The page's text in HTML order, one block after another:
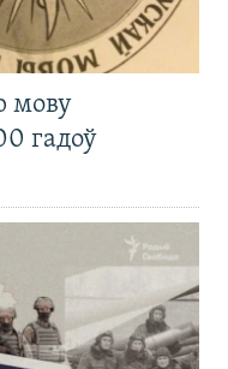
мову
гадоў